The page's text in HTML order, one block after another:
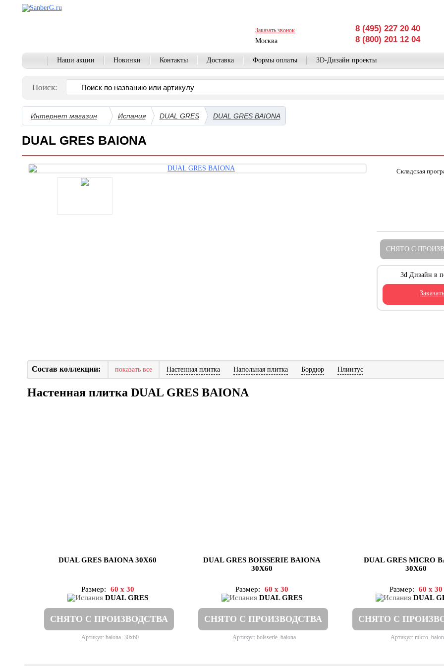
Заказать звонок
Москва
8 (495) 227 20 40
8 (800) 201 12 04
Наши акции Новинки Контакты Доставка Формы оплаты 3D-Дизайн проекты
Поиск:
Интернет магазин Испания DUAL GRES DUAL GRES BAIONA
DUAL GRES BAIONA
Складская
СНЯТО С
3d Дизайн в
Заказать
Состав коллекции: показать все Настенная плитка Напольная плитка Бордюр Плинтус
Настенная плитка DUAL GRES BAIONA
DUAL GRES BAIONA 30X60
Размер:
60 x 30
DUAL GRES
СНЯТО С ПРОИЗВОДСТВА
Артикул: baiona_30x60
DUAL GRES BOISSERIE BAIONA
30X60
Размер:
60 x 30
DUAL GRES
СНЯТО С ПРОИЗВОДСТВА
Артикул: boisserie_baiona
DUAL GRES MICRO
30X60
Размер:
60 x 30
DUAL
СНЯТО С
Артикул: